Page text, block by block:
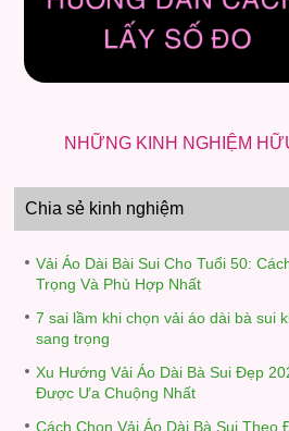
NHỮNG KINH NGHIỆM
Chia sẻ kinh nghiệm
Vải Áo Dài Bài Sui Cho Tuổi 50:
Trọng Và Phù Hợp Nhất
7 sai lầm khi chọn vải áo dài bà sui
sang trọng
Xu Hướng Vải Áo Dài Bà Sui Đẹp
Được Ưa Chuộng Nhất
Cách Chọn Vải Áo Dài Bà Sui Theo